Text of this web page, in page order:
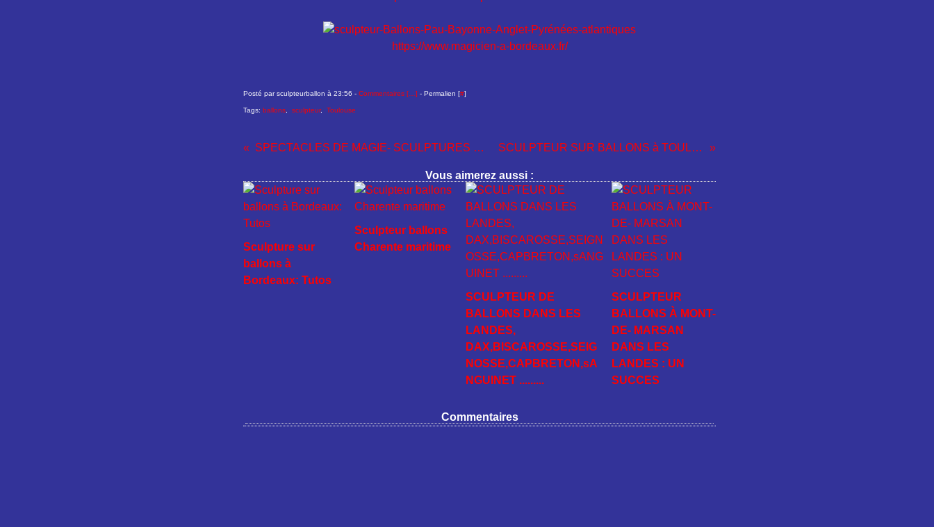
https://www.magicien-a-bordeaux.fr/
Posté par sculpteurballon à 23:56 - Commentaires [ ] - Permalien [#]
Tags: ballons sculpteur, Toulouse
SPECTACLES DE MAGIE- SCULPTURES SUR BALLONS EN AQUITAINE SCULPTEUR SUR BALLONS à TOULOUSE EN MIDI-PYRENEES
Vous aimerez aussi :
Sculpture sur
ballons à
Bordeaux: Tutos
Sculpteur ballons
Charente maritime
SCULPTEUR DE
BALLONS DANS LES
LANDES,
DAX,BISCAROSSE,SEIG
NOSSE,CAPBRETON,sA
NGUINET .........
SCULPTEUR
BALLONS À MONT-
DE- MARSAN
DANS LES
LANDES : UN
SUCCES
Commentaires